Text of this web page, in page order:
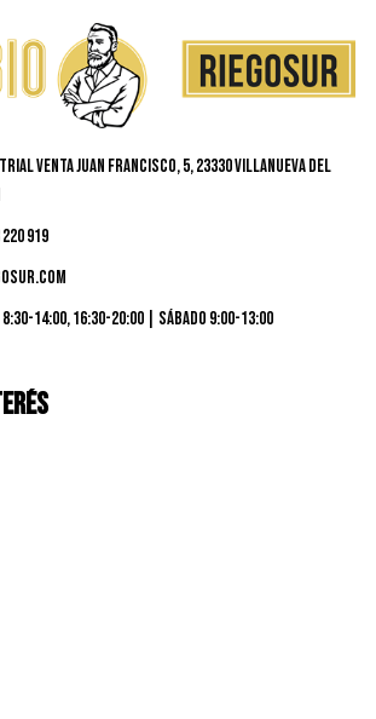
Venta Juan Francisco, 5, 23330 Villanueva del
919
14:00, 16:30-20:00 | Sábado 9:00-13:00